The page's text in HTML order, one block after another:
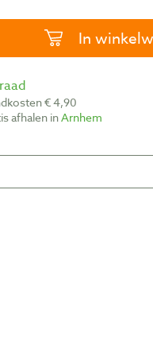
In
€ 4,90
afhalen inArnhem